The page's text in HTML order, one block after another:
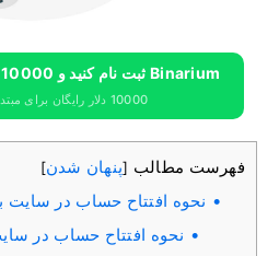
Binarium ثبت نام کنید و 10000 دلار رایگان دریافت کنید
10000 دلار رایگان برای مبتدیان دریافت کنید
فهرست مطالب [پنهان شدن]
نحوه افتتاح حساب در سایت
نحوه افتتاح حساب در